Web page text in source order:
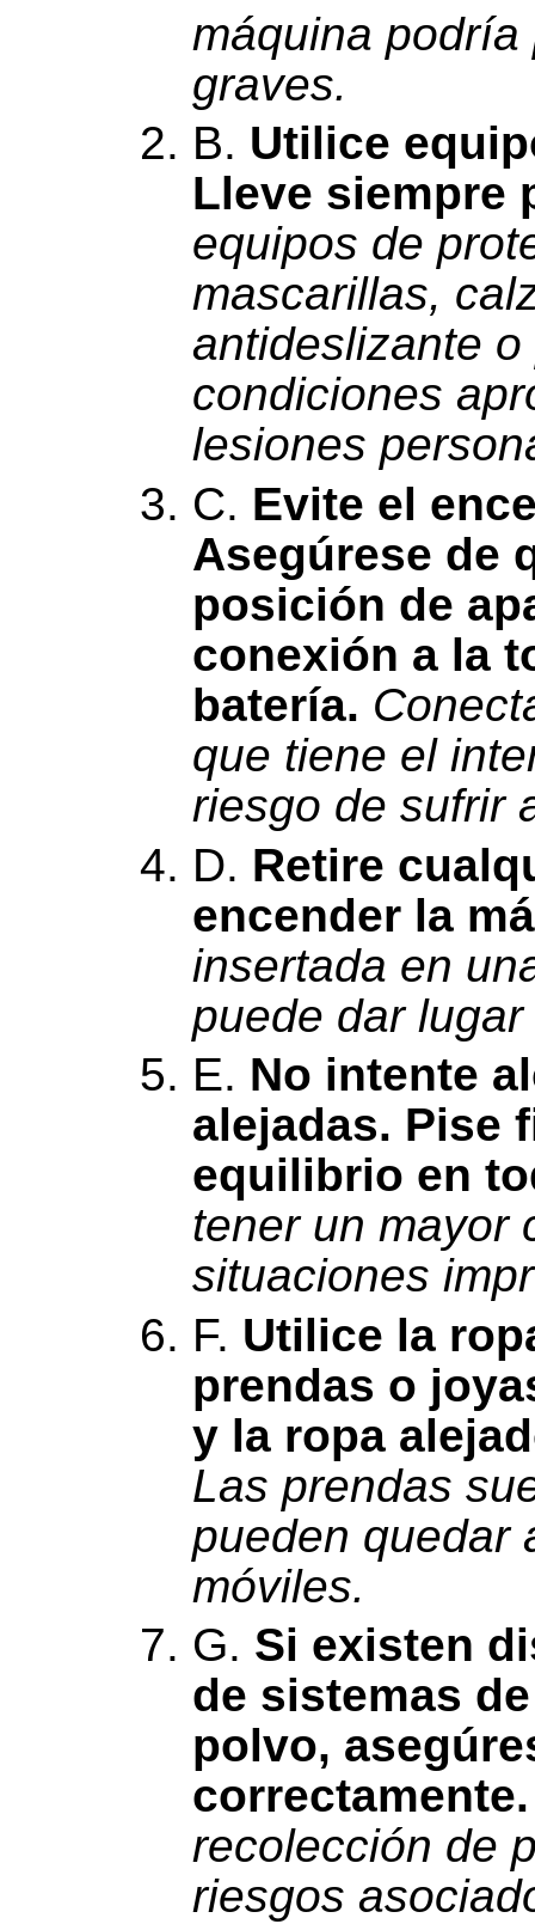
máquina
graves.
B. Utilice
Lleve siempre
equipos de
mascarillas,
antideslizante
condiciones
lesiones
C. Evite el
Asegúrese de
posición de
conexión a la
batería.
que tiene el
riesgo de sufrir
D. Retire
encender la
insertada en
puede dar
E. No intente
alejadas. Pise
equilibrio en
tener un mayor
situaciones
F. Utilice la
prendas o
y la ropa
Las prendas
pueden quedar
móviles.
G. Si existen
de sistemas
polvo,
correctamente.
recolección de
riesgos